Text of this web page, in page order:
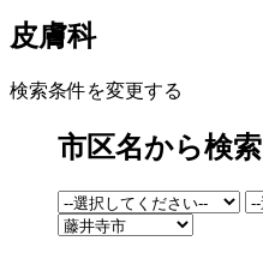
皮膚科
検索条件を変更する
市区名から検索